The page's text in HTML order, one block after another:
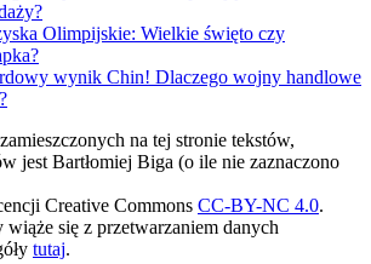
Olimpijskie: Wielkie święto czy
wynik Chin! Dlaczego wojny handlowe
na tej stronie tekstów,
jest Bartłomiej Biga (o ile nie zaznaczono
Creative Commons CC-BY-NC 4.0.
się z przetwarzaniem danych
tutaj.